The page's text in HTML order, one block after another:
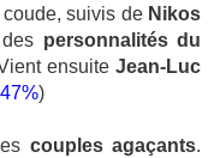
suivis de Nikos
personnalités du
ensuite Jean-Luc
47%)
couples agaçants.